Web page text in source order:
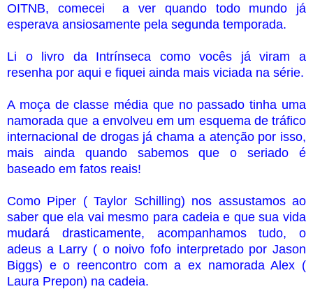
OITNB, comecei a ver quando todo mundo já
esperava ansiosamente pela segunda temporada.
Li o livro da Intrínseca como vocês já viram a
resenha por aqui e fiquei ainda mais viciada na série.
A moça de classe média que no passado tinha uma
namorada que a envolveu em um esquema de tráfico
internacional de drogas já chama a atenção por isso,
mais ainda quando sabemos que o seriado é
baseado em fatos reais!
Como Piper ( Taylor Schilling) nos assustamos ao
saber que ela vai mesmo para cadeia e que sua vida
mudará drasticamente, acompanhamos tudo, o
adeus a Larry ( o noivo fofo interpretado por Jason
Biggs) e o reencontro com a ex namorada Alex (
Laura Prepon) na cadeia.